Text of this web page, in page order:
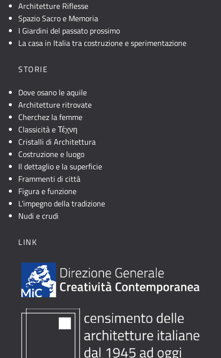
Architetture Riflesse
Spazio Sacro e Memoria
I Giardini del passato prossimo
La casa in Italia tra costruzione e sperimentazione
STORIE
Dove osano le aquile
Architetture ritrovate
Cherchez la femme
Classicità e Τέχνη
Cristalli di Architettura
Costruzione e luogo
Il dettaglio e la superficie
Frammenti di città
Figura e funzione
L’impegno della tradizione
Nudi e crudi
LINK